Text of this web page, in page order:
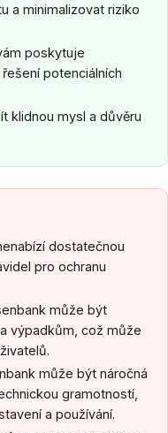
a minimalizovat riziko
poskytuje
potenciálních
klidnou mysl a důvěru
dostatečnou
pro ochranu
může být
výpadkům, což může
může být náročná
gramotností,
a používání.